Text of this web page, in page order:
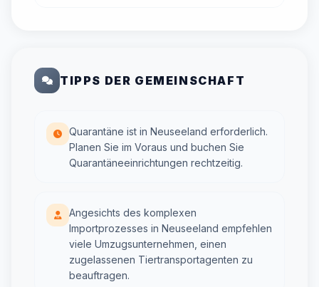
TIPPS DER GEMEINSCHAFT
Quarantäne ist in Neuseeland erforderlich.
Planen Sie im Voraus und buchen Sie
Quarantäneeinrichtungen rechtzeitig.
Angesichts des komplexen
Importprozesses in Neuseeland empfehlen
viele Umzugsunternehmen, einen
zugelassenen Tiertransportagenten zu
beauftragen.